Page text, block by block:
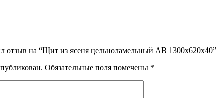
отзыв на “Щит из ясеня цельноламельный АВ 1300х620х40”
Обязательные поля помечены *